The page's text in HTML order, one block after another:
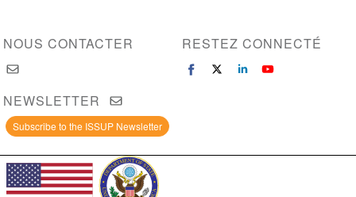
NOUS CONTACTER RESTEZ CONNECTÉ
NEWSLETTER
Subscribe to the ISSUP Newsletter